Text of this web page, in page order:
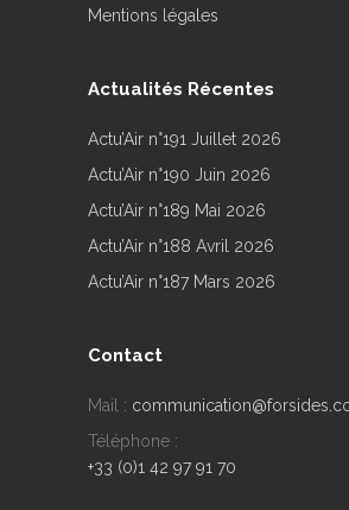
Mentions légales
Actualités Récentes
Actu’Air n°191 Juillet 2026
Actu’Air n°190 Juin 2026
Actu’Air n°189 Mai 2026
Actu’Air n°188 Avril 2026
Actu’Air n°187 Mars 2026
Contact
Mail :
Téléphone :
+33 (0)1 42 97 91 70